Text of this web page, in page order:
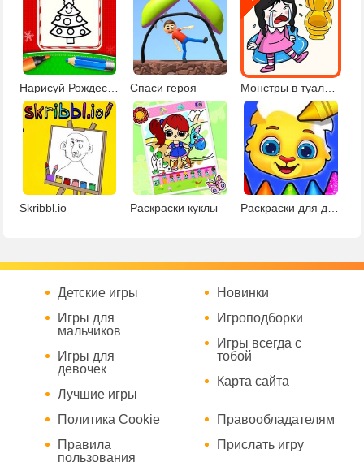
Нарисуй Рождество Спаси героя Монстры в туалете
Skribbl.io Раскраски куклы
Детские игры
Игры для
мальчиков
Игры для
девочек
Лучшие игры
Новинки
Игроподборки
Игры всегда с
тобой
Карта сайта
Политика Cookie
Правила
пользования
Правообладателям
Прислать игру